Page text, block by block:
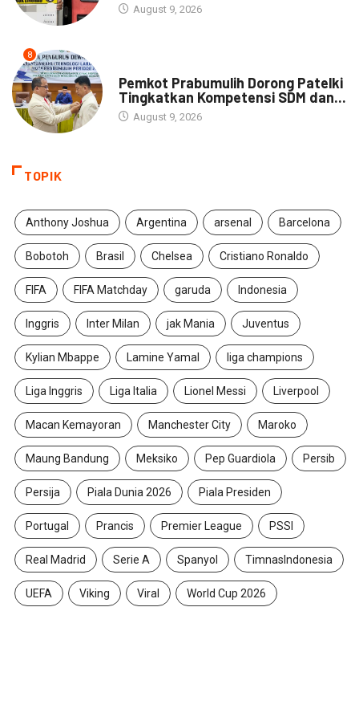
August 9, 2026
8
Pemkot Prabumulih Dorong Patelki
Tingkatkan Kompetensi SDM dan...
August 9, 2026
TOPIK
Anthony Joshua Argentina arsenal Barcelona
Bobotoh Brasil Chelsea Cristiano Ronaldo
FIFA FIFA Matchday garuda Indonesia
Inggris Inter Milan jak Mania Juventus
Kylian Mbappe Lamine Yamal liga champions
Liga Inggris Liga Italia Lionel Messi Liverpool
Macan Kemayoran Manchester City Maroko
Maung Bandung Meksiko Pep Guardiola Persib
Persija Piala Dunia 2026 Piala Presiden
Portugal Prancis Premier League PSSI
Real Madrid Serie A Spanyol TimnasIndonesia
UEFA Viking Viral World Cup 2026